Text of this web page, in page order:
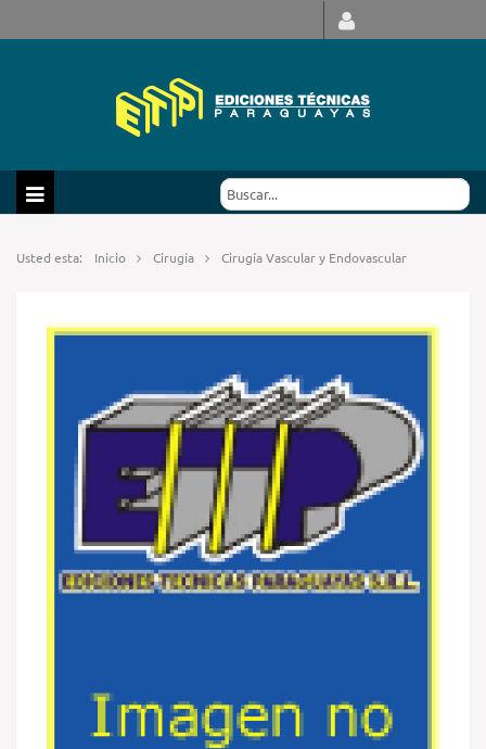
Usted esta: Inicio Cirugía Cirugía Vascular y Endovascular